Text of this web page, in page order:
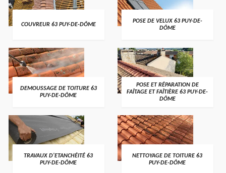
COUVREUR 63 PUY-DE-DÔME
POSE DE VELUX 63 PUY-DE-
DÔME
DEMOUSSAGE DE TOITURE 63
PUY-DE-DÔME
POSE ET RÉPARATION DE
FAÎTAGE ET FAÎTIÈRE 63 PUY-DE-
DÔME
TRAVAUX D'ETANCHÉITÉ 63
PUY-DE-DÔME
NETTOYAGE DE TOITURE 63
PUY-DE-DÔME